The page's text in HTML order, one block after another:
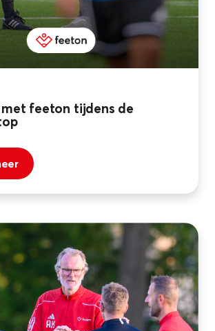
feeton tijdens de